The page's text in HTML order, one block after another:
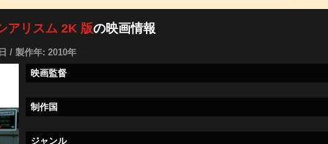
アリスム 2K 版の映画情報
/ 製作年: 2010年
映画監督
制作国
ジャンル